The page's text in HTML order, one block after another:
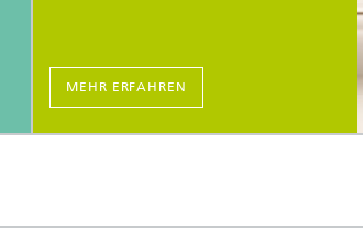
MEHR ERFAHREN